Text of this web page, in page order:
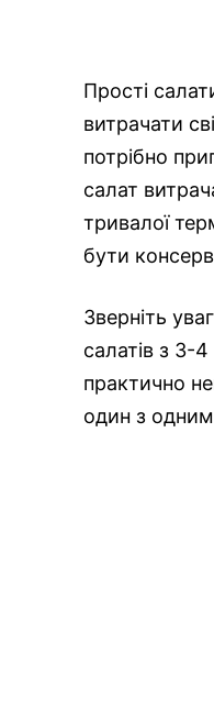
Прості
витрачати
потрібно
салат
тривалої
бути
Зверніть
салатів з 3-
практично
один з